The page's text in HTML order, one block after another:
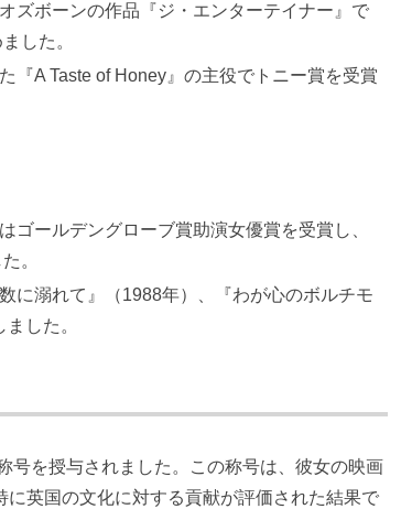
ズボーンの作品『ジ・エンターテイナー』で
した。
『A Taste of Honey』の主役でトニー賞を受賞
ゴールデングローブ賞助演女優賞を受賞し、
。
に溺れて』（1988年）、『わが心のボルチモ
した。
号を授与されました。この称号は、彼女の映画
英国の文化に対する貢献が評価された結果で